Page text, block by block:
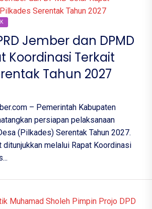
Jember dan DPMD
Koordinasi Terkait
Tahun 2027
– Pemerintah Kabupaten
persiapan pelaksanaan
(Pilkades) Serentak Tahun 2027.
melalui Rapat Koordinasi